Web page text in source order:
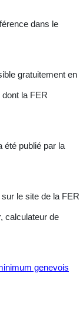
dans le
gratuitement en
dont la FER
été publié par la
le site de la FER
calculateur de
genevois